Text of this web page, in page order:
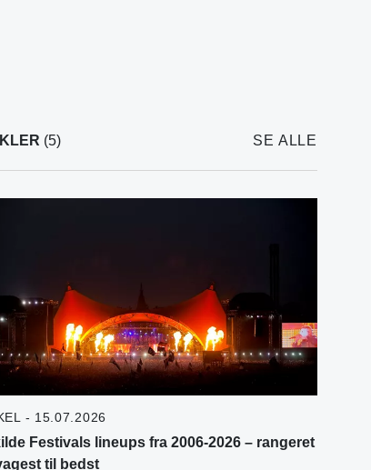
(5) SE ALLE
- 15.07.2026
Festivals lineups fra 2006-2026 – rangeret
til bedst